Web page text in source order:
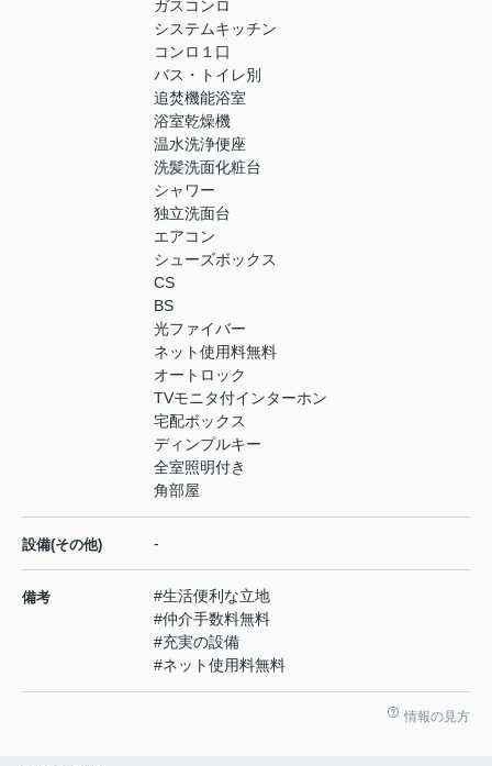
ガスコンロ
システムキッチン
コンロ１口
バス・トイレ別
追焚機能浴室
浴室乾燥機
温水洗浄便座
洗髪洗面化粧台
シャワー
独立洗面台
エアコン
シューズボックス
CS
BS
光ファイバー
ネット使用料無料
オートロック
TVモニタ付インターホン
宅配ボックス
ディンプルキー
全室照明付き
角部屋
設備(その他) -
備考
#生活便利な立地
#仲介手数料無料
#充実の設備
#ネット使用料無料
情報の見方